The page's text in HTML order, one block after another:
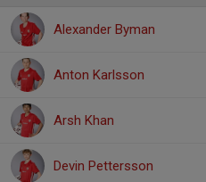
Alexander Byman
Anton Karlsson
Arsh Khan
Devin Pettersson